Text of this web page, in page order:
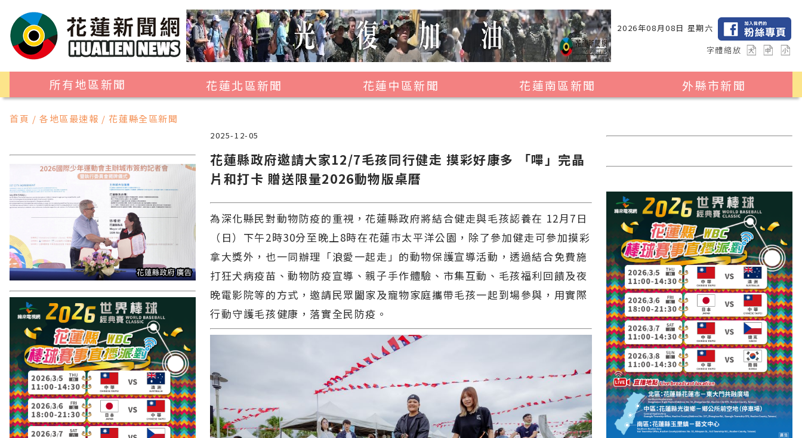
2026年08月08日 星期六
字體縮放
所有地區新聞
花蓮北區新聞
吉安鄉
新城鄉
秀林鄉
花蓮中區新聞
萬榮鄉
光復鄉
豐濱鄉
花蓮南區新聞
卓溪鄉
外縣市新聞
2024暑期夏令營專區
台中市
彰化縣
高雄市
國外報導
台東縣
關山鎮
苗栗縣
其他地區
新竹市
和平鄉
首頁 / 各地區最速報 / 花蓮縣全區新聞
2025-12-05
花蓮縣政府邀請大家12/7毛孩同行健走 摸彩好康多 「嗶」完晶
片和打卡 贈送限量2026動物版桌曆
為深化縣民對動物防疫的重視，花蓮縣政府將結合健走與毛孩認養在 12月7日
（日）下午2時30分至晚上8時在花蓮巿太平洋公園，除了參加健走可參加摸彩
拿大獎外，也一同辦理「浪愛一起走」的動物保護宣導活動，透過結合免費施
打狂犬病疫苗、動物防疫宣導、親子手作體驗、市集互動、毛孩福利回饋及夜
晚電影院等的方式，邀請民眾闔家及寵物家庭攜帶毛孩一起到場參與，用實際
行動守護毛孩健康，落實全民防疫。